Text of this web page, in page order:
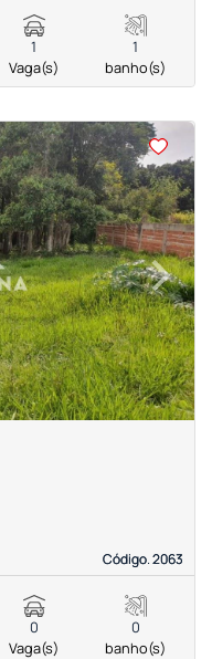
1
Vaga(s)
1
banho(s)
›
Next
Código. 2063
Código. 2063
0
Vaga(s)
0
banho(s)